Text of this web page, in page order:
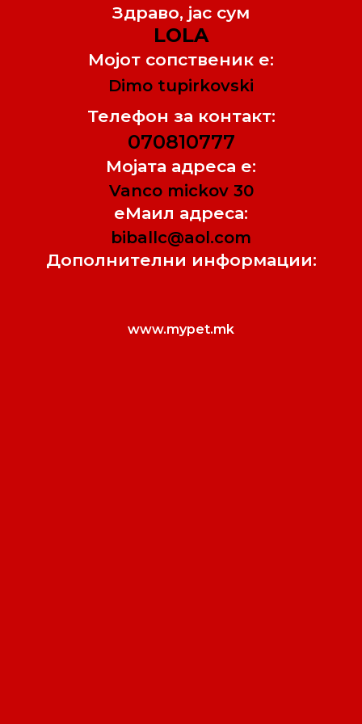
Здраво, jас сум
LOLA
Мојот сопственик е:
Dimo tupirkovski
Телефон за контакт:
070810777
Мојата адреса е:
Vanco mickov 30
еМаил адреса:
biballc@aol.com
Дополнителни информации:
www.mypet.mk